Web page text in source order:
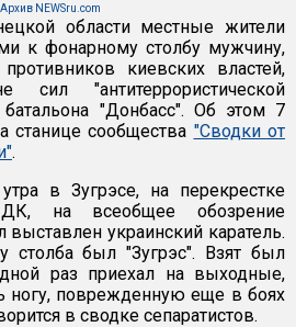
Архив NEWSru.com
области местные жители
к фонарному столбу мужчину,
киевских властей,
"антитеррористической
"Донбасс". Об этом 7
станице сообщества "Сводки от
.
в Зугрэсе, на перекрестке
ДК, на всеобщее обозрение
украинский каратель.
столба был "Зугрэс". Взят был
раз приехал на выходные,
ногу, поврежденную еще в боях
в сводке сепаратистов.